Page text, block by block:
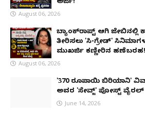
ಅರ್ಜಿ!
August 06, 2026
ಬ್ಯಾಂಕ್‌ರಾಪ್ಟ್‌ ಆಗಿ ಜೇಬಿನಲ್ಲಿ
ತೀರಿಸಲು 'ಸಿ-ಗ್ರೇಡ್'
ಮುಖರ್ಜಿ ಕಣ್ಣೀರಿನ ಹಣೆಬರಹ!
August 06, 2026
'370 ರೂಪಾಯಿ ಬಿರಿಯಾನಿ'
ಅವರ 'ಸೇವ್ಜ್' ಪೋಸ್ಟ್ ವೈರಲ್
June 14, 2026